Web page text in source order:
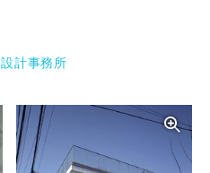
計事務所
写真を拡大する